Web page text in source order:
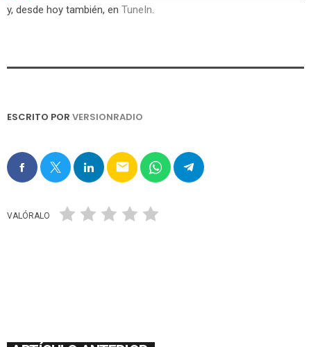
y, desde hoy también, en TuneIn.
ESCRITO POR VERSIONRADIO
email
VALÓRALO